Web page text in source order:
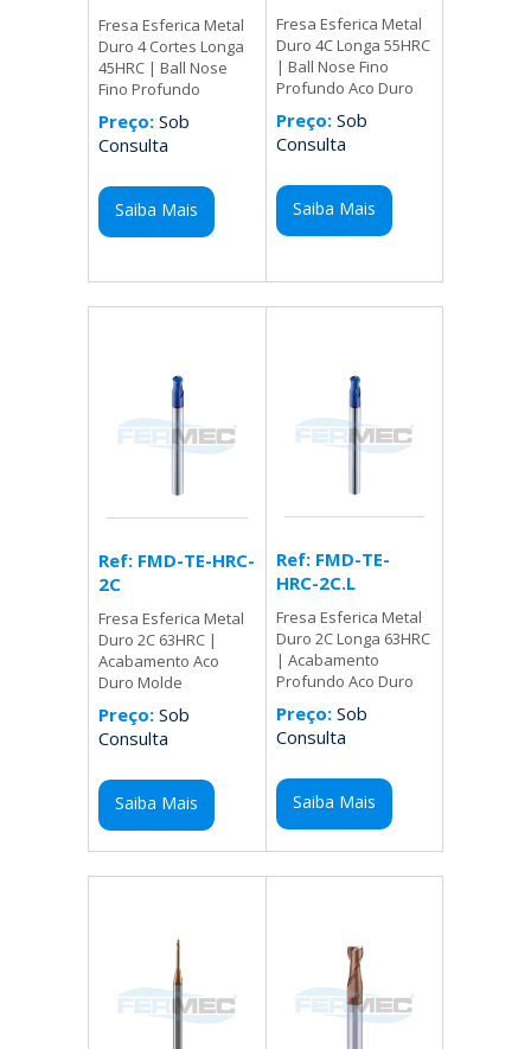
Fresa Esferica Metal
Duro 4 Cortes Longa
45HRC | Ball Nose
Fino Profundo
Preço: Sob
Consulta
Saiba Mais
Fresa Esferica Metal
Duro 4C Longa 55HRC
| Ball Nose Fino
Profundo Aco Duro
Preço:Sob
Consulta
Saiba Mais
Ref: FMD-TE-HRC-
2C
Fresa Esferica Metal
Duro 2C 63HRC |
Acabamento Aco
Duro Molde
Preço: Sob
Consulta
Saiba Mais
Ref: FMD-TE-
HRC-2C.L
Fresa Esferica Metal
Duro 2C Longa 63HRC
| Acabamento
Profundo Aco Duro
Preço:Sob
Consulta
Saiba Mais